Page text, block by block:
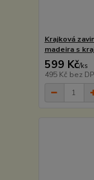
Krajková
madeira s
599 Kč/ks
495 Kč bez